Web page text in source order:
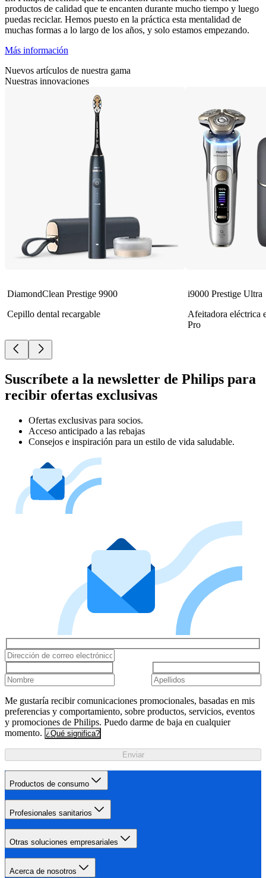
productos de calidad que te encanten durante mucho tiempo y luego
puedas reciclar. Hemos puesto en la práctica esta mentalidad de
muchas formas a lo largo de los años, y solo estamos empezando.
Más información
Nuevos artículos de nuestra gama
Nuestras innovaciones
DiamondClean Prestige 9900
Cepillo dental recargable
i9000 Prestige Ultra
Afeitadora eléctrica
Pro
Suscríbete a la newsletter de Philips para
recibir ofertas exclusivas
Ofertas exclusivas para socios.
Acceso anticipado a las rebajas
Consejos e inspiración para un estilo de vida saludable.
Me gustaría recibir comunicaciones promocionales, basadas en mis
preferencias y comportamiento, sobre productos, servicios, eventos
y promociones de Philips. Puedo darme de baja en cualquier
momento. ¿Qué significa?
Enviar
Productos de consumo
Profesionales sanitarios
Otras soluciones empresariales
Acerca de nosotros